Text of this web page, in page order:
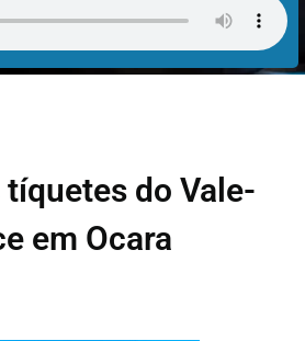
do Vale-
em Ocara